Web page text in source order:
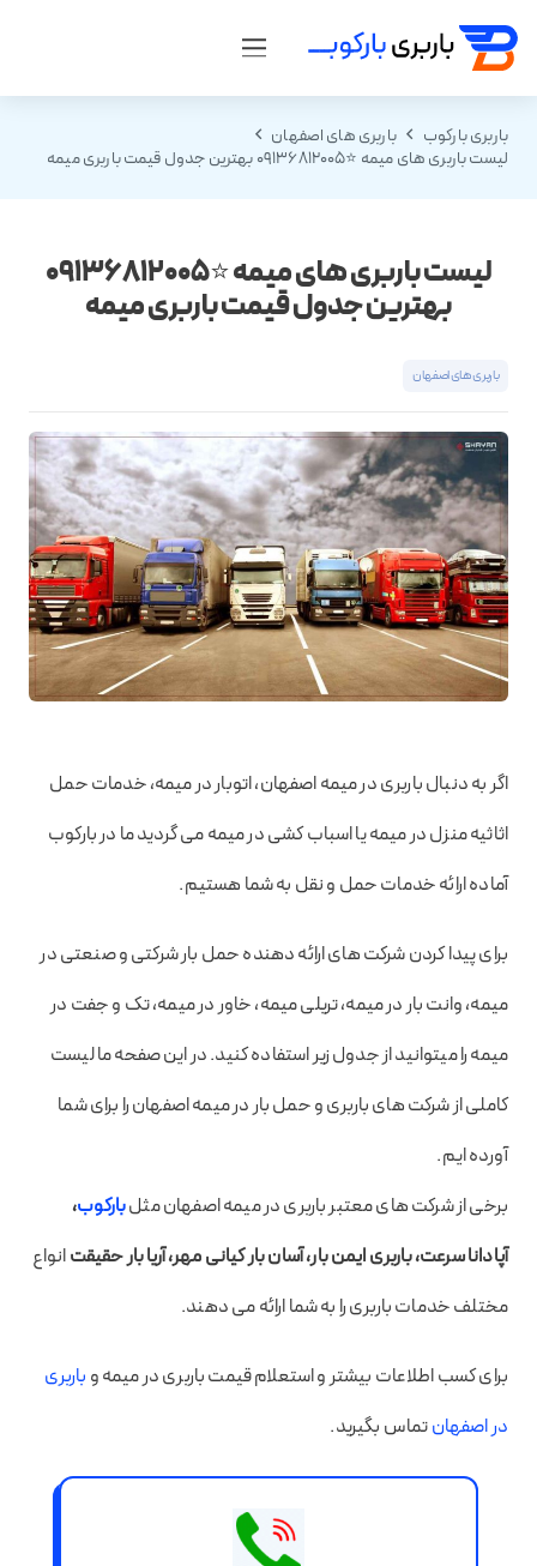
باربری بارکوب
باربری های اصفهان
لیست باربری های میمه ⭐️09136812005 بهترین جدول قیمت باربری میمه
لیست باربری های میمه ⭐️09136812005
بهترین جدول قیمت باربری میمه
باربری های اصفهان
اگر به دنبال باربری در میمه اصفهان، اتوبار در میمه، خدمات حمل
اثاثیه منزل در میمه یا اسباب کشی در میمه می گردید ما در بارکوب
آماده ارائه خدمات حمل و نقل به شما هستیم.
برای پیدا کردن شرکت های ارائه دهنده حمل بار شرکتی و صنعتی در
میمه، وانت بار در میمه، تریلی میمه، خاور در میمه، تک و جفت در
میمه را میتوانید از جدول زیر استفاده کنید. در این صفحه ما لیست
کاملی از شرکت های باربری و حمل بار در میمه اصفهان را برای شما
آورده ایم.
برخی از شرکت های معتبر باربری در میمه اصفهان مثلبارکوب،
آپادانا سرعت، باربری ایمن بار، آسان بار کیانی مهر، آریا بار حقیقتانواع
مختلف خدمات باربری را به شما ارائه می دهند.
برای کسب اطلاعات بیشتر و استعلام قیمت باربری در میمه و باربری
در اصفهانتماس بگیرید.